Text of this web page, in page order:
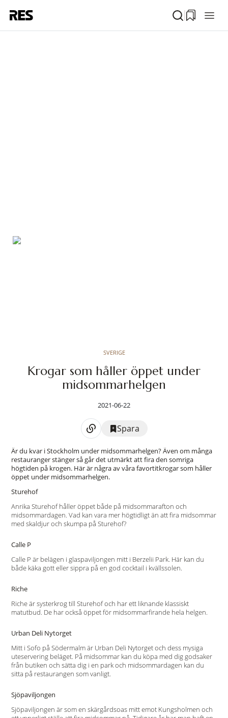
SVERIGE
Krogar som håller öppet under
midsommarhelgen
2021-06-22
Spara
Är du kvar i Stockholm under midsommarhelgen? Även om många
restauranger stänger så går det utmärkt att fira den somriga
högtiden på krogen. Här är några av våra favortitkrogar som håller
öppet under midsommarhelgen.
Sturehof
Anrika Sturehof håller öppet både på midsommarafton och
midsommardagen. Vad kan vara mer högtidligt än att fira midsommar
med skaldjur och skumpa på Sturehof?
Calle P
Calle P är belägen i glaspaviljongen mitt i Berzelii Park. Här kan du
både käka gott eller sippra på en god cocktail i kvällssolen.
Riche
Riche är systerkrog till Sturehof och har ett liknande klassiskt
matutbud. De har också öppet för midsommarfirande hela helgen.
Urban Deli Nytorget
Mitt i Sofo på Södermalm är Urban Deli Nytorget och dess mysiga
uteservering beläget. På midsommar kan du köpa med dig godsaker
från butiken och sätta dig i en park och midsommardagen kan du
sitta på restaurangen som vanligt.
Sjöpaviljongen
Sjöpaviljongen är som en skärgårdsoas mitt emot Kungsholmen och